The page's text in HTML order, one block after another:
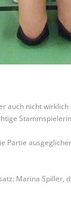
auch nicht
Marina Spiller,